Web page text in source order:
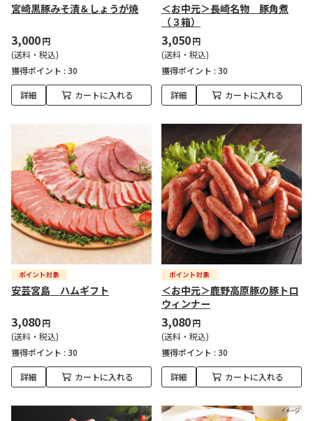
宮崎黒豚みそ漬＆しょうが焼
3,000円
(送料・税込)
獲得ポイント : 30
詳細 カートに入れる
＜お中元＞長崎名物 豚角煮
（３箱）
3,050円
(送料・税込)
獲得ポイント : 30
詳細 カートに入れる
安芸宮島 ハムギフト
3,080円
(送料・税込)
獲得ポイント : 30
詳細 カートに入れる
＜お中元＞鹿野高原豚の豚トロ
ウィンナー
3,080円
(送料・税込)
獲得ポイント : 30
詳細 カートに入れる